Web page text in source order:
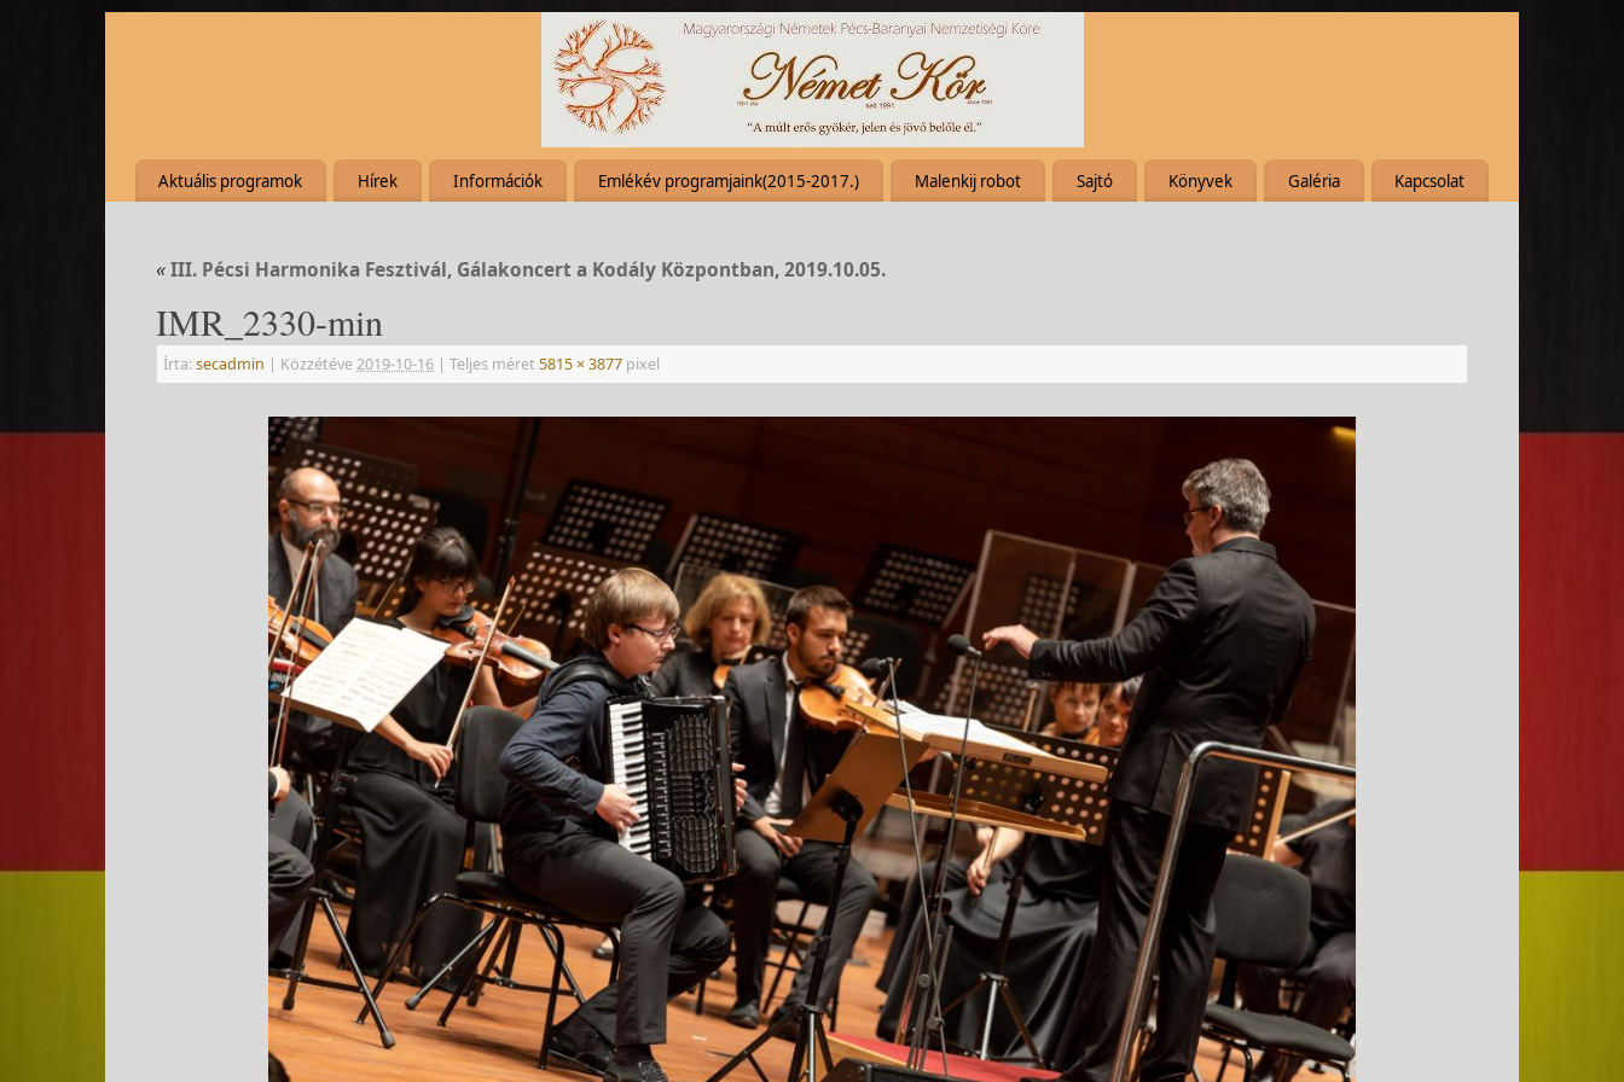
Aktuális programok Hírek Információk Emlékév programjaink(2015-2017.) Malenkij robot Sajtó Könyvek Galéria Kapcsolat
«III. Pécsi Harmonika Fesztivál, Gálakoncert a Kodály Központban, 2019.10.05.
IMR_2330-min
Írta:secadmin | Közzétéve2019-10-16 | Teljes méret 5815 × 3877 pixel